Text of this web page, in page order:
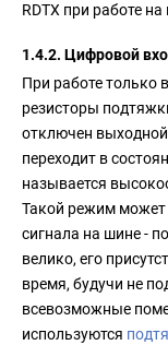
RDTX при работе
1.4.2. Цифровой
При работе только
резисторы
отключен
переходит в
называется
Такой режим может
сигнала на шине -
велико, его
время, будучи не
всевозможные
используются